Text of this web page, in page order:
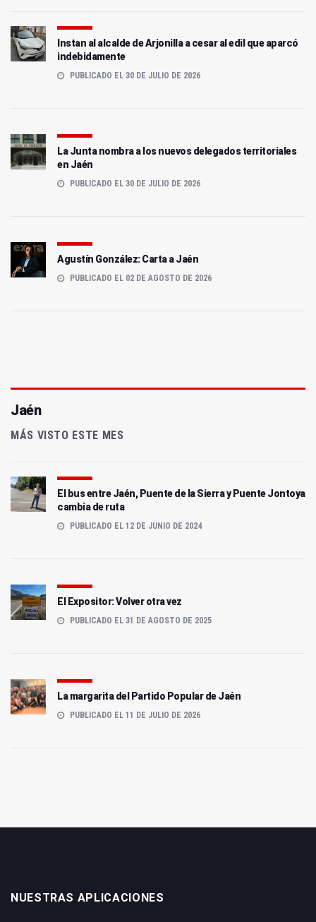
Instan al alcalde de Arjonilla a cesar al edil que aparcó
indebidamente
PUBLICADO EL 30 DE JULIO DE 2026
La Junta nombra a los nuevos delegados territoriales
en Jaén
PUBLICADO EL 30 DE JULIO DE 2026
Agustín González: Carta a Jaén
PUBLICADO EL 02 DE AGOSTO DE 2026
Jaén
MÁS VISTO ESTE MES
El bus entre Jaén, Puente de la Sierra y Puente Jontoya
cambia de ruta
PUBLICADO EL 12 DE JUNIO DE 2024
El Expositor: Volver otra vez
PUBLICADO EL 31 DE AGOSTO DE 2025
La margarita del Partido Popular de Jaén
PUBLICADO EL 11 DE JULIO DE 2026
NUESTRAS APLICACIONES